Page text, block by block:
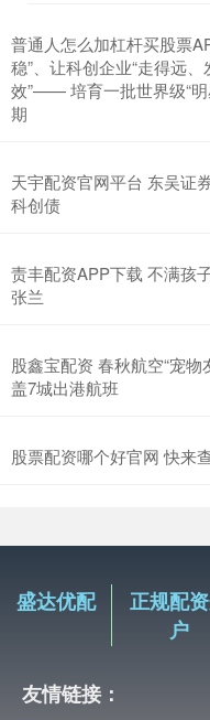
普通人怎么加杠杆买股票
稳”、让科创企业“走得远
效”—— 培育一批世界级“
期
天宇配资官网平台 东吴证
科创债
责丰配资APP下载 不满孩
张兰
股鑫宝配资 春秋航空“宠
盖7城出港航班
股票配资哪个好官网 快来
盛达优配
正规配
户
友情链接：